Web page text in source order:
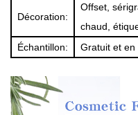
Décoration:
Offset,
chaud,
Échantillon:
Gratuit et en